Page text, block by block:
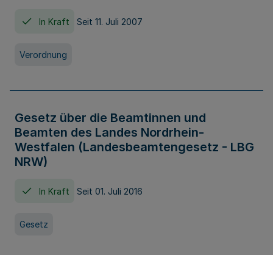
In Kraft Seit 11. Juli 2007
Verordnung
Gesetz über die Beamtinnen und
Beamten des Landes Nordrhein-
Westfalen (Landesbeamtengesetz - LBG
NRW)
In Kraft Seit 01. Juli 2016
Gesetz